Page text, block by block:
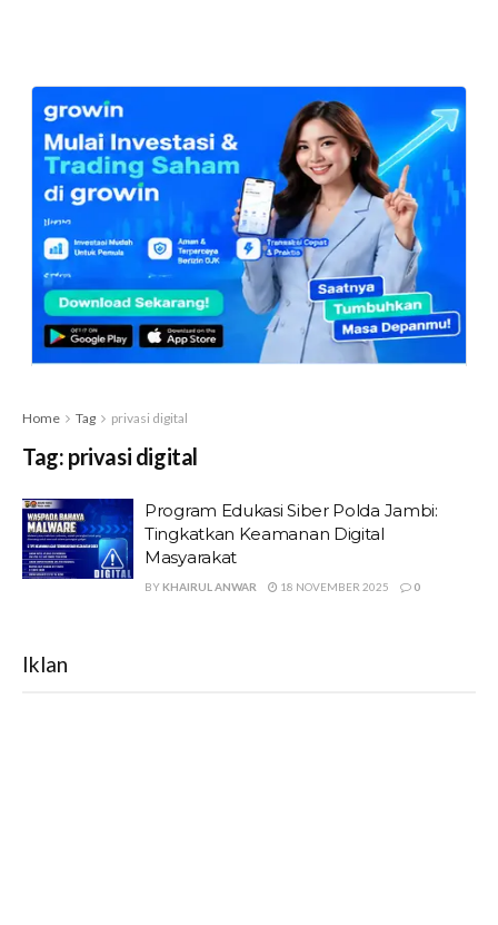
Home Tag privasi digital
Tag: privasi digital
Program Edukasi Siber Polda Jambi:
Tingkatkan Keamanan Digital
Masyarakat
BY KHAIRUL ANWAR 18 NOVEMBER 2025 0
Iklan